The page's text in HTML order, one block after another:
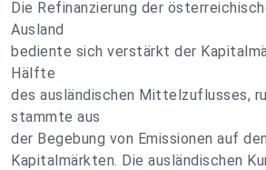
Die Refinanzierung der
Ausland
bediente sich verstärkt der
Hälfte
des ausländischen Mittelzuflusses,
stammte aus
der Begebung von Emissionen auf
Kapitalmärkten. Die ausländischen